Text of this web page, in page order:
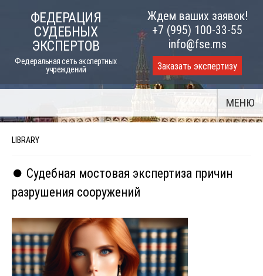
ФЕДЕРАЦИЯ
СУДЕБНЫХ
ЭКСПЕРТОВ
Федеральная сеть экспертных
учреждений
Ждем ваших заявок!
+7 (995) 100-33-55
info@fse.ms
Заказать экспертизу
МЕНЮ
LIBRARY
⏺️ Судебная мостовая экспертиза причин
разрушения сооружений